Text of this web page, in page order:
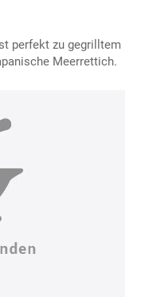
perfekt zu gegrilltem
Meerrettich.